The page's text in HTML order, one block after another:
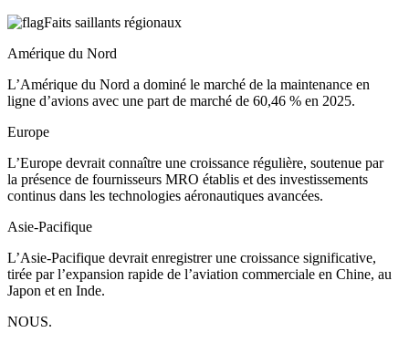
Faits saillants régionaux
Amérique du Nord
L’Amérique du Nord a dominé le marché de la maintenance en
ligne d’avions avec une part de marché de 60,46 % en 2025.
Europe
L’Europe devrait connaître une croissance régulière, soutenue par
la présence de fournisseurs MRO établis et des investissements
continus dans les technologies aéronautiques avancées.
Asie-Pacifique
L’Asie-Pacifique devrait enregistrer une croissance significative,
tirée par l’expansion rapide de l’aviation commerciale en Chine, au
Japon et en Inde.
NOUS.